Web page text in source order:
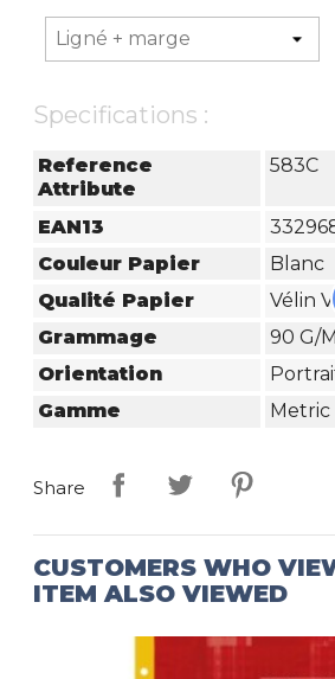
Specifications :
Reference
Attribute
583C
EAN13
Couleur Papier
Blanc
Qualité Papier
Vélin
Grammage
90 G/
Orientation
Gamme
Metric
Share
CUSTOMERS WHO
ITEM ALSO VIEWED